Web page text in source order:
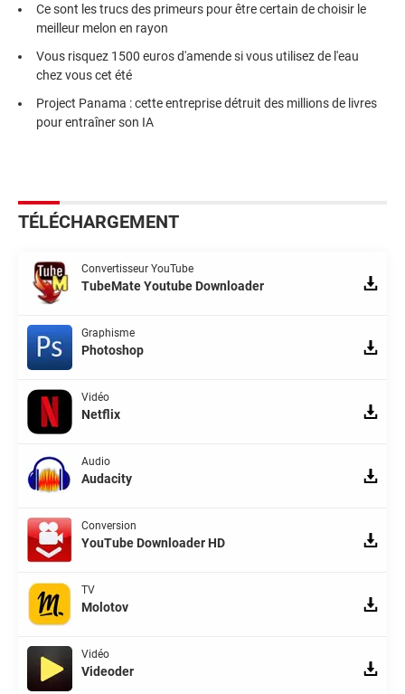
Ce sont les trucs des primeurs pour être certain de choisir le
meilleur melon en rayon
Vous risquez 1500 euros d'amende si vous utilisez de l'eau
chez vous cet été
Project Panama : cette entreprise détruit des millions de livres
pour entraîner son IA
TÉLÉCHARGEMENT
Convertisseur YouTube
TubeMate Youtube Downloader
Graphisme
Photoshop
Vidéo
Netflix
Audio
Audacity
Conversion
YouTube Downloader HD
TV
Molotov
Vidéo
Videoder